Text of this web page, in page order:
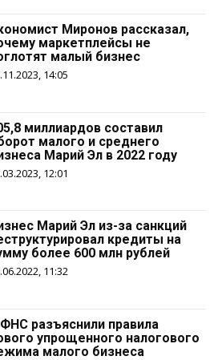
Миронов рассказал,
маркетплейсы не
малый бизнес
14:05
миллиардов составил
малого и среднего
Марий Эл в 2022 году
12:01
Марий Эл из-за санкций
кредиты на
более 600 млн рублей
11:32
разъяснили правила
упрощенного налогового
малого бизнеса